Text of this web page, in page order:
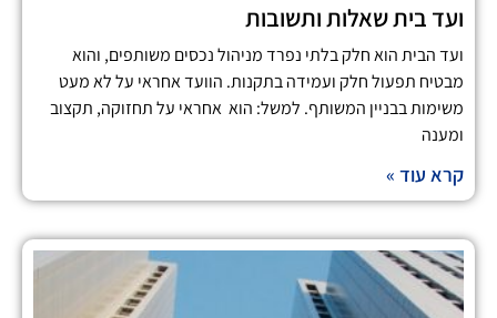
ועד בית שאלות ותשובות
ועד הבית הוא חלק בלתי נפרד מניהול נכסים משותפים, והוא
מבטיח תפעול חלק ועמידה בתקנות. הוועד אחראי על לא מעט
משימות בבניין המשותף. למשל: הוא אחראי על תחזוקה, תקצוב
ומענה
קרא עוד »